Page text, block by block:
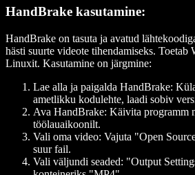
HandBrake kasutamine:
HandBrake on tasuta ja avatud
hästi suurte videote tihendamiseks.
Linuxit. Kasutamine on järgmine:
Lae alla ja paigalda HandBrake:
ametlikku kodulehte, laadi sobiv
Ava HandBrake: Käivita programm
töölauaikoonilt.
Vali oma video: Vajuta "Open
suur fail.
Vali väljundi seaded: "Output